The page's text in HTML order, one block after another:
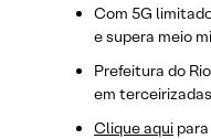
Com 5G
e supera meio
Prefeitura do
em
Clique aqui